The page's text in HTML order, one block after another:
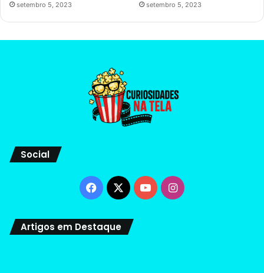
setembro 5, 2023 setembro 5, 2023
Social
Facebook
X YouTubeInstagram
Artigos em Destaque